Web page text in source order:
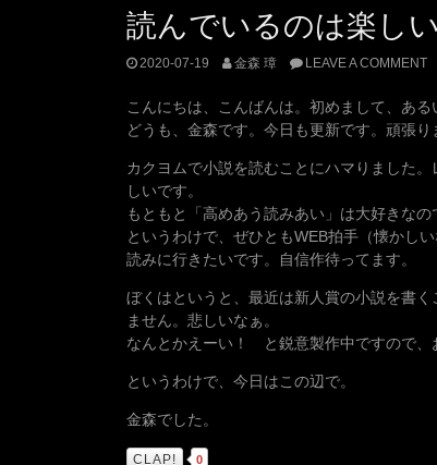
読んでいるのは楽し
2020-07-19 金森 璋 LEAVE A COMMENT
こんにちは、こんばんは。初めまして、ある
どうも、金森です。今日も更新です。頑張り
カクヨムで小説を読むことにハマりました
しいです。
もともと「高めあう読みあい」は大好きな
というわけで、ぜひともWEB拍手（懐かし
読みに行きたいです。自信作待ってます。
ぼくはというと、最近は新人賞の小説を書
ません。悲しいなぁ。
なんとかえーい！ と鋭意製作中ですので、
というわけで、今日はこの辺で。
金森でした。
CLAP! 0